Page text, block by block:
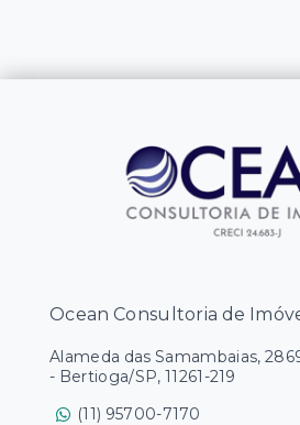
Ocean Consultoria de
Alameda das Samambaias,
- Bertioga/SP, 11261-219
(11) 95700-7170